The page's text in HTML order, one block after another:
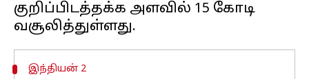
குறிப்பிடத்தக்க அளவில் ₹15 கோடி
இந்தியன் 2